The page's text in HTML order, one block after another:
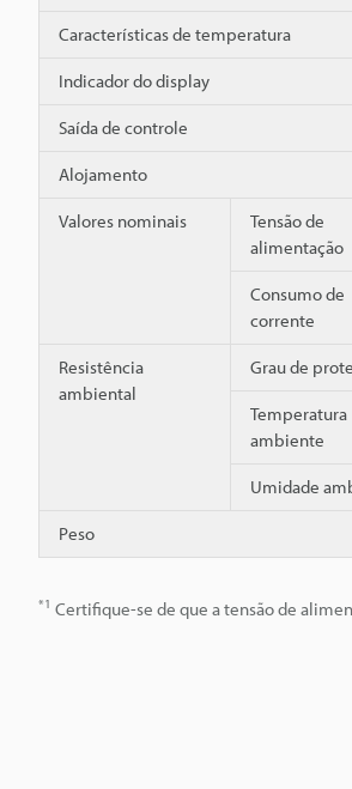
Características de temperatura
Indicador do display
Saída de controle
Alojamento
Valores nominais
Tensão de
alimentação
Consumo de
corrente
Resistência
ambiental
Grau de
Temperatura
ambiente
Umidade
Peso
*1 Certifique-se de que a tensão de